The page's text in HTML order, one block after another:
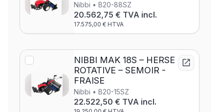
Nibbi • B20-88SZ
20.562,75 € TVA incl.
17.575,00 € HTVA
NIBBI MAK 18S – HERSE
ROTATIVE – SEMOIR -
FRAISE
Nibbi • B20-15SZ
22.522,50 € TVA incl.